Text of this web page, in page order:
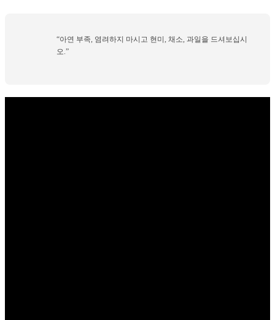
“아연 부족, 염려하지 마시고 현미, 채소, 과일을 드셔보십시
오.”